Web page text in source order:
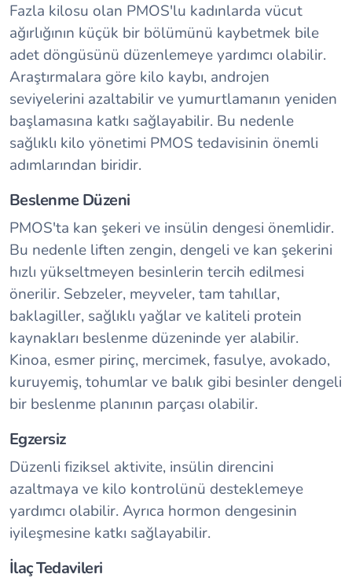
Fazla kilosu olan PMOS'lu kadınlarda vücut
ağırlığının küçük bir bölümünü kaybetmek bile
adet döngüsünü düzenlemeye yardımcı olabilir.
Araştırmalara göre kilo kaybı, androjen
seviyelerini azaltabilir ve yumurtlamanın yeniden
başlamasına katkı sağlayabilir. Bu nedenle
sağlıklı kilo yönetimi PMOS tedavisinin önemli
adımlarından biridir.
Beslenme Düzeni
PMOS'ta kan şekeri ve insülin dengesi önemlidir.
Bu nedenle liften zengin, dengeli ve kan şekerini
hızlı yükseltmeyen besinlerin tercih edilmesi
önerilir. Sebzeler, meyveler, tam tahıllar,
baklagiller, sağlıklı yağlar ve kaliteli protein
kaynakları beslenme düzeninde yer alabilir.
Kinoa, esmer pirinç, mercimek, fasulye, avokado,
kuruyemiş, tohumlar ve balık gibi besinler dengeli
bir beslenme planının parçası olabilir.
Egzersiz
Düzenli fiziksel aktivite, insülin direncini
azaltmaya ve kilo kontrolünü desteklemeye
yardımcı olabilir. Ayrıca hormon dengesinin
iyileşmesine katkı sağlayabilir.
İlaç Tedavileri